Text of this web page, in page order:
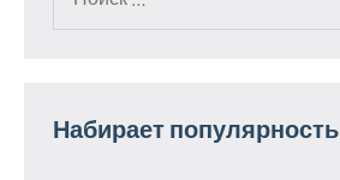
Набирает популярность